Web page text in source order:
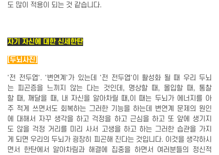
도 많이 적용이 되는 것 같습니다.
자기 자신에 대한 신세한탄
[두뇌사진]
'전 전두엽'. '변연계'가 있는데 '전 전두엽'이 활성화 될 때 우리 두뇌
는 피곤증을 느끼지 않는 다는 것인데, 명상할 때, 몰입할 때, 통찰
할 때, 깨달을 때, 내 자신을 알아차릴 때,이 때는 두뇌가 에너지를 아
주 적게 쓰면서도 회복하는 그러한 기능을 하는데 변연계 문제의 원인
에 대해서 자꾸 생각을 하고 걱정을 하고 근심을 하고 또 앞에 생기지
도 않을 걱정 거리를 미리 사서 고생을 하고 하는 그러한 습관을 가지
게 되면 우리의 두뇌가 굉장히 피곤해 진다는 것입니다. 이것을 생각하시
면서 한탄에서 알아차림과 해결에 집중을 하면서 여러분들의 정신적